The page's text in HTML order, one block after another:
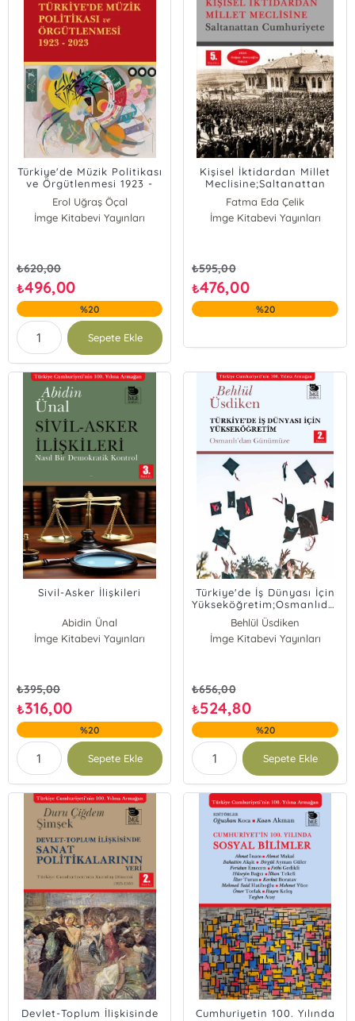
Türkiye'de Müzik Politikası
ve Örgütlenmesi 1923 -
Erol Uğraş Öçal
İmge Kitabevi Yayınları
₺620,00
₺496,00
%20
Sepete Ekle
Kişisel İktidardan Millet
Meclisine;Saltanattan
Cumhuriyete
Fatma Eda Çelik
İmge Kitabevi Yayınları
₺595,00
₺476,00
%20
Sivil-Asker İlişkileri
Abidin Ünal
İmge Kitabevi Yayınları
₺395,00
₺316,00
%20
Sepete Ekle
Türkiye'de İş Dünyası İçin
Yükseköğretim;Osmanlıdan
Günümüze
Behlül Üsdiken
İmge Kitabevi Yayınları
₺656,00
₺524,80
%20
Sepete Ekle
Devlet-Toplum İlişkisinde
Cumhuriyetin 100. Yılında